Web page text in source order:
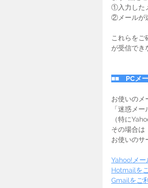
①入力した
②メールが
これらをご
が受信でき
■■　PCメ
お使いのメ
「迷惑メ
（特に
その場合は
お使いのサ
Yahoo!メー
Hotmailを
Gmailをご